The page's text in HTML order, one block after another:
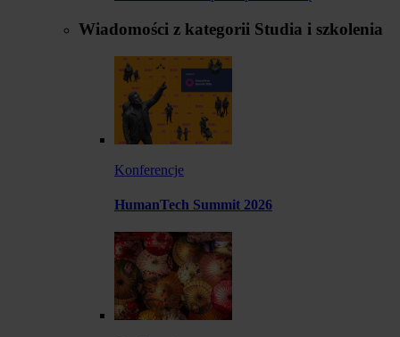
Wiadomości z kategorii Studia i szkolenia
Konferencje
HumanTech Summit 2026